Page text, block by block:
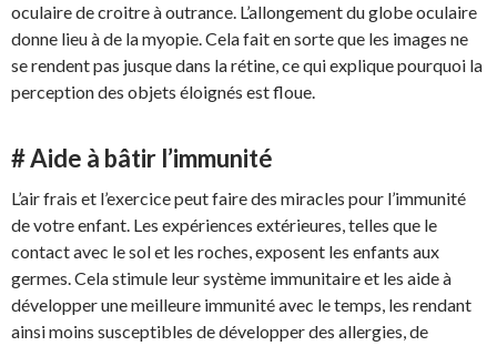
oculaire de croitre à outrance. L’allongement du globe oculaire
donne lieu à de la myopie. Cela fait en sorte que les images ne
se rendent pas jusque dans la rétine, ce qui explique pourquoi la
perception des objets éloignés est floue.
# Aide à bâtir l’immunité
L’air frais et l’exercice peut faire des miracles pour l’immunité
de votre enfant. Les expériences extérieures, telles que le
contact avec le sol et les roches, exposent les enfants aux
germes. Cela stimule leur système immunitaire et les aide à
développer une meilleure immunité avec le temps, les rendant
ainsi moins susceptibles de développer des allergies, de